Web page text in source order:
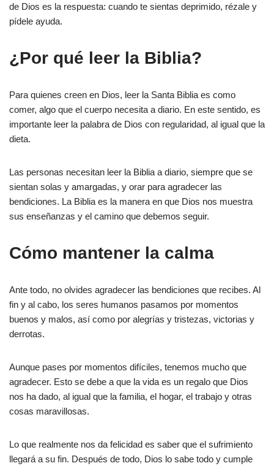
de Dios es la respuesta: cuando te sientas deprimido, rézale y
pídele ayuda.
¿Por qué leer la Biblia?
Para quienes creen en Dios, leer la Santa Biblia es como
comer, algo que el cuerpo necesita a diario. En este sentido, es
importante leer la palabra de Dios con regularidad, al igual que la
dieta.
Las personas necesitan leer la Biblia a diario, siempre que se
sientan solas y amargadas, y orar para agradecer las
bendiciones. La Biblia es la manera en que Dios nos muestra
sus enseñanzas y el camino que debemos seguir.
Cómo mantener la calma
Ante todo, no olvides agradecer las bendiciones que recibes. Al
fin y al cabo, los seres humanos pasamos por momentos
buenos y malos, así como por alegrías y tristezas, victorias y
derrotas.
Aunque pases por momentos difíciles, tenemos mucho que
agradecer. Esto se debe a que la vida es un regalo que Dios
nos ha dado, al igual que la familia, el hogar, el trabajo y otras
cosas maravillosas.
Lo que realmente nos da felicidad es saber que el sufrimiento
llegará a su fin. Después de todo, Dios lo sabe todo y cumple